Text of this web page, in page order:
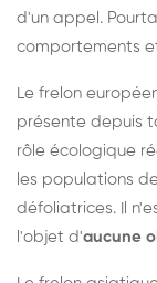
d'un appel.
comportements
Le frelon
présente depuis
rôle écologique
les populations
défoliatrices. Il
l'objet d'aucune